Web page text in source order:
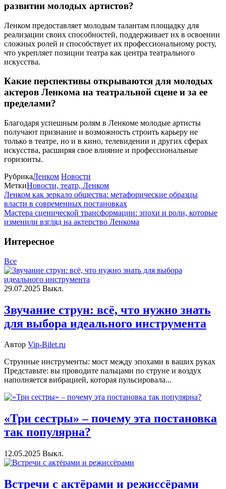
развитии молодых артистов?
Ленком предоставляет молодым талантам площадку для
реализации своих способностей, поддерживает их в освоении
сложных ролей и способствует их профессиональному росту,
что укрепляет позиции театра как центра театрального
искусства.
Какие перспективы открываются для молодых
актеров Ленкома на театральной сцене и за ее
пределами?
Благодаря успешным ролям в Ленкоме молодые артисты
получают признание и возможность строить карьеру не
только в театре, но и в кино, телевидении и других сферах
искусства, расширяя свое влияние и профессиональные
горизонты.
РубрикаЛенком Новости
МеткиНовости, театр, Ленком
Ленком как зеркало общества: метафорические образцы
власти в современных постановках
Мастера сценической трансформации: эпохи и роли, которые
изменили взгляд на актерство Ленкома
Интересное
Все
29.07.2025 Выкл.
Звучание струн: всё, что нужно знать
для выбора идеального инструмента
Автор Vip-Bilet.ru
Струнные инструменты: мост между эпохами в ваших руках
Представьте: вы проводите пальцами по струне и воздух
наполняется вибрацией, которая пульсировала...
«Три сестры» – почему эта постановка
так популярна?
12.05.2025 Выкл.
Встречи с актёрами и режиссёрами